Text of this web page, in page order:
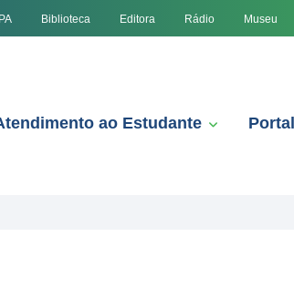
Biblioteca Editora Rádio Museu
ao Estudante